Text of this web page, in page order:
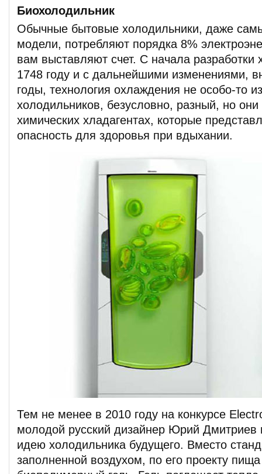
Биохолодильник
Обычные бытовые холодильники, даже
модели, потребляют порядка 8%
вам выставляют счет. С начала разработки
1748 году и с дальнейшими изменениями,
годы, технология охлаждения не особо-то
холодильников, безусловно, разный, но
химических хладагентах, которые
опасность для здоровья при вдыхании.
Тем не менее в 2010 году на конкурсе
молодой русский дизайнер Юрий Дмитриев
идею холодильника будущего. Вместо
заполненной воздухом, по его проекту